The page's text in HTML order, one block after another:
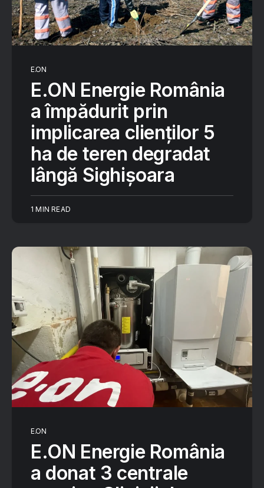
E.ON
E.ON Energie România
a împădurit prin
implicarea clienților 5
ha de teren degradat
lângă Sighișoara
1 MIN READ
E.ON
E.ON Energie România
a donat 3 centrale